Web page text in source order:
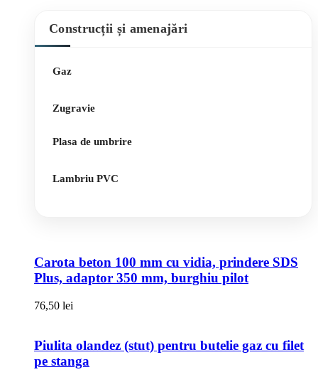
Construcții și amenajări
Gaz
Zugravie
Plasa de umbrire
Lambriu PVC
Carota beton 100 mm cu vidia, prindere SDS
Plus, adaptor 350 mm, burghiu pilot
76,50 lei
Piulita olandez (stut) pentru butelie gaz cu filet
pe stanga